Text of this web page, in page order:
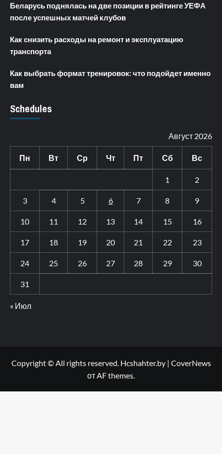
Беларусь поднялась на две позиции в рейтинге УЕФА
после успешных матчей клубов
Как снизить расходы на ремонт и эксплуатацию
транспорта
Как выбрать формат тренировок: что подойдет именно
вам
Schedules
Август 2026
Пн Вт Ср Чт Пт Сб Вс
1 2
3 4 5 6 7 8 9
10 11 12 13 14 15 16
17 18 19 20 21 22 23
24 25 26 27 28 29 30
31
« Июл
Copyright © All rights reserved. Hcshahter.by | CoverNews
от AF themes.